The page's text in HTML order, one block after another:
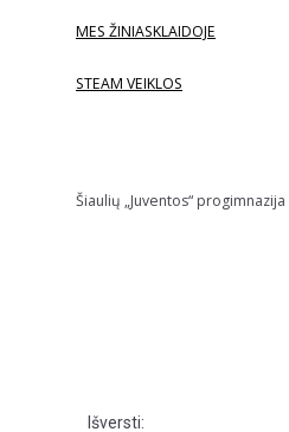
MES ŽINIASKLAIDOJE
STEAM VEIKLOS
Šiaulių „Juventos“ progimnazija
Išversti: